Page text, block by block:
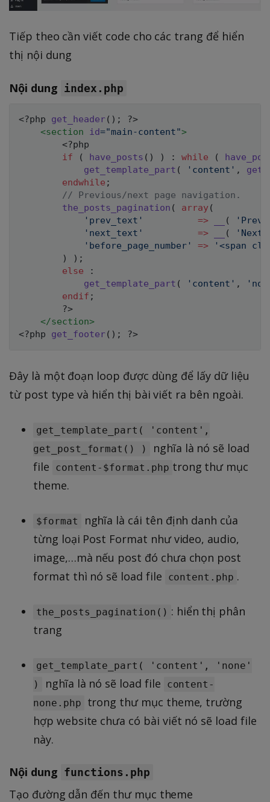
Tiếp theo cần viết code cho các trang để hiển
thị nội dung
Nội dung index.php
<?php get_header( ) ;
?>
<section id="main-content">
<?php
if
( have_posts ( ) ) : while (
get_template_part ( 'content' ,
endwhile ;
// Previous/next page navigation.
the_posts_pagination ( array (
'prev_text'
=> (
'next_text'
=> (
'Next
'before_page_number'
=>
'<span
)
) ;
else
:
get_template_part ( 'content' ,
endif ;
?>
</section>
<?php
get_footer( ) ; ?>
Đây là một đoạn loop được dùng để lấy dữ liệu
từ post type và hiển thị bài viết ra bên ngoài.
get_template_part( 'content',
get_post_format() )
nghĩa là nó sẽ load
file
content-$format.php trong thư mục
theme.
$format
nghĩa là cái tên định danh của
từng loại Post Format như video, audio,
image,…mà nếu post đó chưa chọn post
format thì nó sẽ load file
content.php .
the_posts_pagination() : hiển thị phân
trang
get_template_part( 'content', 'none'
)
nghĩa là nó sẽ load file
content-
none.php
trong thư mục theme, trường
hợp website chưa có bài viết nó sẽ load file
này.
Nội dung functions.php
Tạo đường dẫn đến thư mục theme